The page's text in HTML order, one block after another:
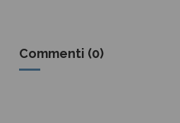
Commenti (0)